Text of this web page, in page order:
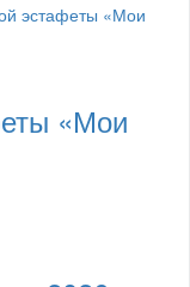
«Мои